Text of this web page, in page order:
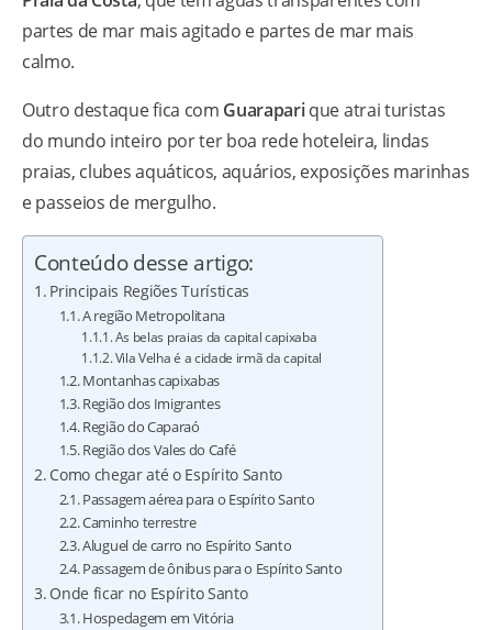
partes de mar mais agitado e partes de mar mais
calmo.
Outro destaque fica com Guaraparique atrai turistas
do mundo inteiro por ter boa rede hoteleira, lindas
praias, clubes aquáticos, aquários, exposições marinhas
e passeios de mergulho.
Conteúdo desse artigo:
Principais Regiões Turísticas
A região Metropolitana
As belas praias da capital capixaba
Vila Velha é a cidade irmã da capital
Montanhas capixabas
Região dos Imigrantes
Região do Caparaó
Região dos Vales do Café
Como chegar até o Espírito Santo
Passagem aérea para o Espírito Santo
Caminho terrestre
Aluguel de carro no Espírito Santo
Passagem de ônibus para o Espírito Santo
Onde ficar no Espírito Santo
Hospedagem em Vitória